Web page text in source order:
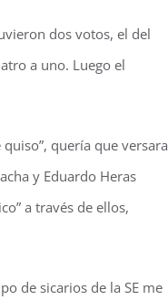
dos votos, el del
a uno. Luego el
quería que versara
y Eduardo Heras
a través de ellos,
de sicarios de la SE me